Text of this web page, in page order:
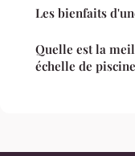
Les bienfaits
Quelle est la
échelle de